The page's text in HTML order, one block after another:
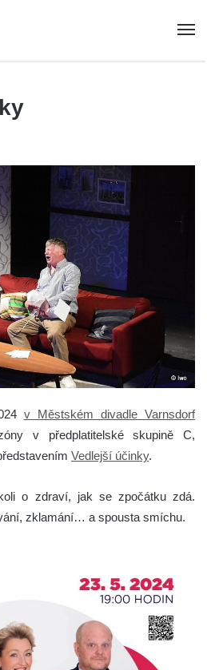
v Městském divadle Varnsdorf
v předplatitelské skupině C,
Vedlejší účinky.
o zdraví, jak se zpočátku zdá.
zklamání… a spousta smíchu.